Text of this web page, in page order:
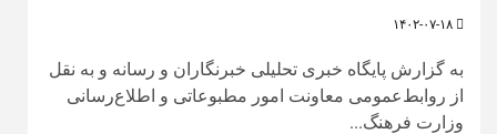
به گزارش پایگاه خبری تحلیلی خبرنگاران و رسانه و به نقل
از روابط‌عمومی معاونت امور مطبوعاتی و اطلاع‌رسانی
وزارت فرهنگ...